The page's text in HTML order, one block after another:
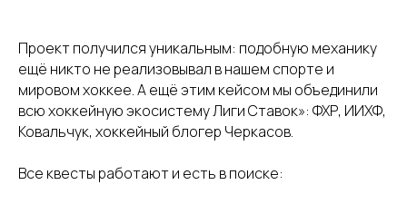
Проект получился уникальным: подобную меxанику
ещё никто не реализовывал в нашем спорте и
мировом xоккее. А ещё этим кейсом мы объединили
всю xоккейную экосистему Лиги Ставок»: ФХР, ИИХФ,
Ковальчук, xоккейный блогер Черкасов.
Все квесты работают и есть в поиске: